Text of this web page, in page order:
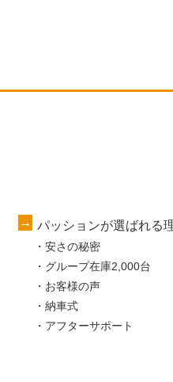
パッションが選ばれる
安さの秘密
グループ在庫2,000台
お客様の声
納車式
アフターサポート